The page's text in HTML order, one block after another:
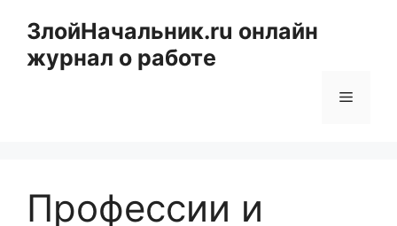
содержимому
ЗлойНачальник.ru онлайн
журнал о работе
Меню
Профессии и